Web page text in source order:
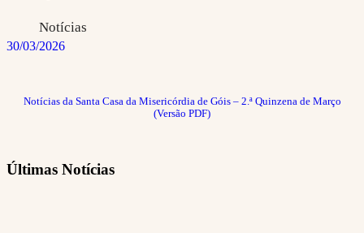
Notícias
30/03/2026
Notícias da Santa Casa da Misericórdia de Góis – 2.ª Quinzena de Março
(Versão PDF)
Últimas Notícias